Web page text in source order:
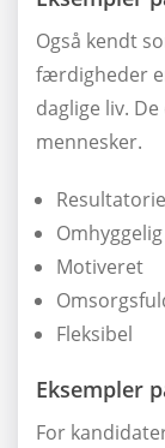
Også kendt
færdigheder
daglige liv.
mennesker.
Omhyggelig
Motiveret
Fleksibel
Eksempler
For